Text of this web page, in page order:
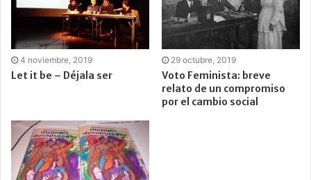
4 noviembre, 2019
Let it be – Déjala ser
29 octubre, 2019
Voto Feminista: breve
relato de un compromiso
por el cambio social